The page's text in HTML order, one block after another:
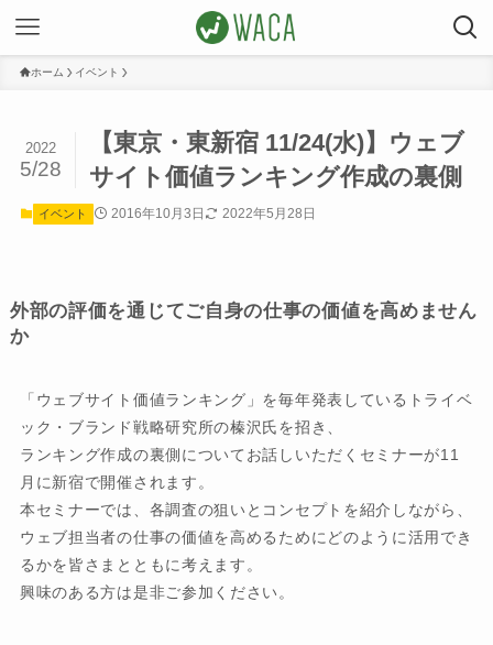
ホーム イベント
【東京・東新宿 11/24(水)】ウェブ
サイト価値ランキング作成の裏側
2022
5/28
イベント 2016年10月3日 2022年5月28日
外部の評価を通じてご自身の仕事の価値を高めません
か
「ウェブサイト価値ランキング」を毎年発表しているトライベ
ック・ブランド戦略研究所の榛沢氏を招き、
ランキング作成の裏側についてお話しいただくセミナーが11
月に新宿で開催されます。
本セミナーでは、各調査の狙いとコンセプトを紹介しながら、
ウェブ担当者の仕事の価値を高めるためにどのように活用でき
るかを皆さまとともに考えます。
興味のある方は是非ご参加ください。